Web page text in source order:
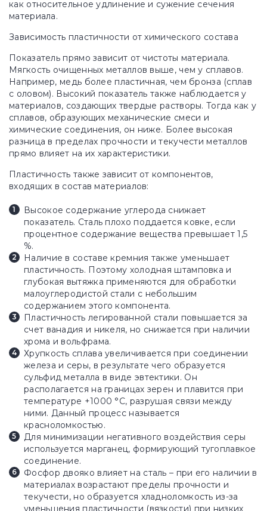
как относительное удлинение и сужение сечения
материала.
Зависимость пластичности от химического состава
Показатель прямо зависит от чистоты материала.
Мягкость очищенных металлов выше, чем у сплавов.
Например, медь более пластичная, чем бронза (сплав
с оловом). Высокий показатель также наблюдается у
материалов, создающих твердые растворы. Тогда как у
сплавов, образующих механические смеси и
химические соединения, он ниже. Более высокая
разница в пределах прочности и текучести металлов
прямо влияет на их характеристики.
Пластичность также зависит от компонентов,
входящих в состав материалов:
Высокое содержание углерода снижает
показатель. Сталь плохо поддается ковке, если
процентное содержание вещества превышает 1,5
%.
Наличие в составе кремния также уменьшает
пластичность. Поэтому холодная штамповка и
глубокая вытяжка применяются для обработки
малоуглеродистой стали с небольшим
содержанием этого компонента.
Пластичность легированной стали повышается за
счет ванадия и никеля, но снижается при наличии
хрома и вольфрама.
Хрупкость сплава увеличивается при соединении
железа и серы, в результате чего образуется
сульфид металла в виде эвтектики. Он
располагается на границах зерен и плавится при
температуре +1000 °С, разрушая связи между
ними. Данный процесс называется
красноломкостью.
Для минимизации негативного воздействия серы
используется марганец, формирующий тугоплавкое
соединение.
Фосфор двояко влияет на сталь – при его наличии в
материалах возрастают пределы прочности и
текучести, но образуется хладноломкость из-за
уменьшения пластичности (вязкости) при низких